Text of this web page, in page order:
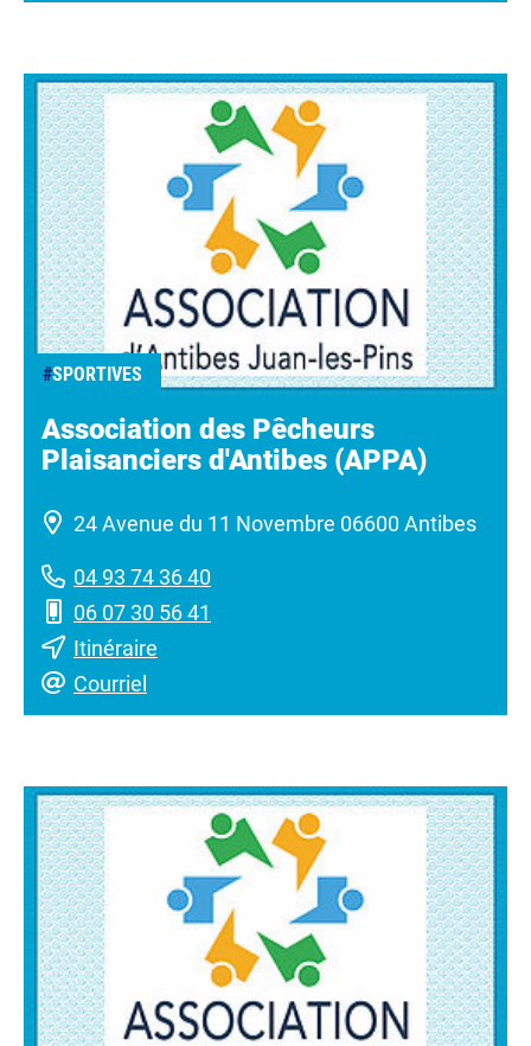
#SPORTIVES
Association des Pêcheurs
Plaisanciers d'Antibes (APPA)
24 Avenue du 11 Novembre 06600 Antibes
04 93 74 36 40
06 07 30 56 41
Itinéraire
Courriel